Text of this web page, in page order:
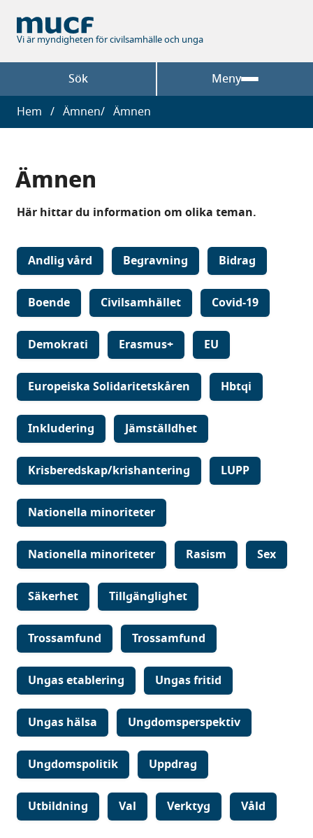
huvudinnehåll
Vi är myndigheten för civilsamhälle och unga
Sök Meny
Länkstig
Hem Ämnen Ämnen
Andlig vård Begravning Bidrag
Boende Civilsamhället Covid-19
Demokrati Erasmus+ EU
Europeiska Solidaritetskåren Hbtqi
Inkludering Jämställdhet
Krisberedskap/krishantering LUPP
Nationella minoriteter
Nationella minoriteter Rasism Sex
Säkerhet Tillgänglighet
Trossamfund Trossamfund
Ungas etablering Ungas fritid
Ungas hälsa Ungdomsperspektiv
Ungdomspolitik Uppdrag
Utbildning Val Verktyg Våld
Ämnen
Här hittar du information om olika teman.